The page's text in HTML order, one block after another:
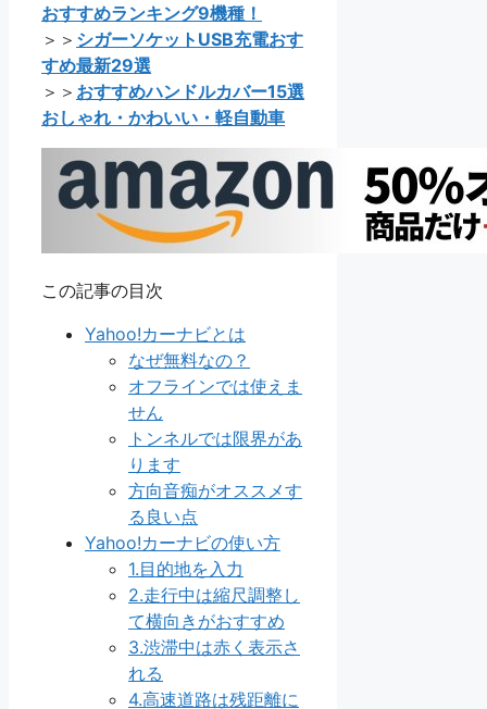
おすすめランキング9機種！
＞＞ シガーソケットUSB充電おす
すめ最新29選
＞＞ おすすめハンドルカバー15選
おしゃれ・かわいい・軽自動車
この記事の目次
Yahoo!カーナビとは
なぜ無料なの？
オフラインでは使えま
せん
トンネルでは限界があ
ります
方向音痴がオススメす
る良い点
Yahoo!カーナビの使い方
1.目的地を入力
2.走行中は縮尺調整し
て横向きがおすすめ
3.渋滞中は赤く表示さ
れる
4.高速道路は残距離に